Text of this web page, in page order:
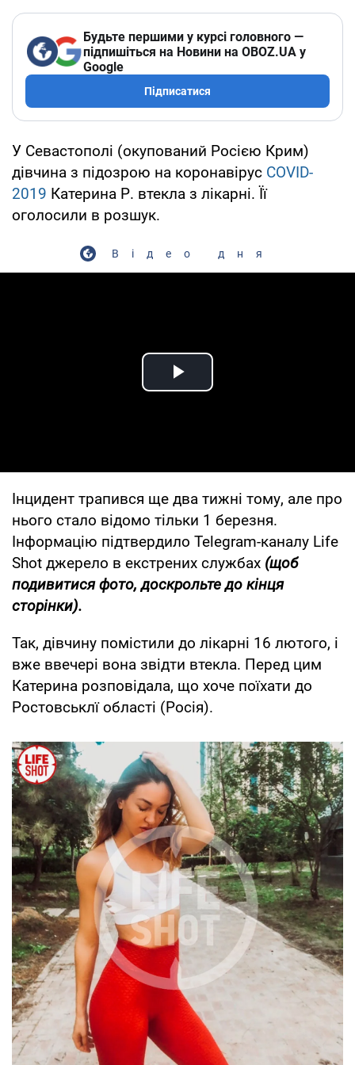
Будьте першими у курсі головного —
підпишіться на Новини на OBOZ.UA у
Google
Підписатися
У Севастополі (окупований Росією Крим)
дівчина з підозрою на коронавірус COVID-
2019 Катерина Р. втекла з лікарні. Її
оголосили в розшук.
Відео дня
Play Video
Інцидент трапився ще два тижні тому, але про
нього стало відомо тільки 1 березня.
Інформацію підтвердило Telegram-каналу Life
Shot джерело в екстрених службах (щоб
подивитися фото, доскрольте до кінця
сторінки).
Так, дівчину помістили до лікарні 16 лютого, і
вже ввечері вона звідти втекла. Перед цим
Катерина розповідала, що хоче поїхати до
Ростовськлї області (Росія).